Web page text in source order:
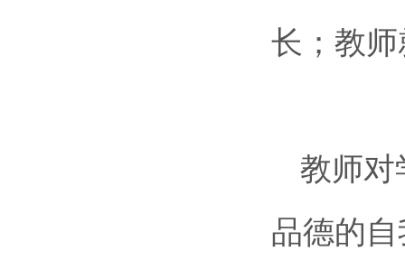
长；教
教师对
品德的